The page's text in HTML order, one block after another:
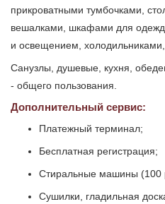
прикроватными тумбочками,
вешалками, шкафами для
и освещением,
Санузлы, душевые, кухня,
- общего пользования.
Дополнительный сервис:
Платежный терминал;
Бесплатная регистрация;
Стиральные машины (100
Сушилки, гладильная